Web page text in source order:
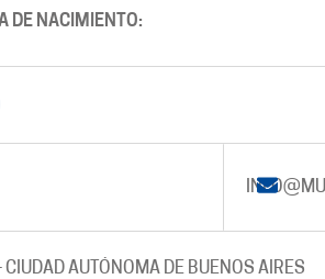
DE NACIMIENTO:
CIUDAD AUTÓNOMA DE BUENOS AIRES